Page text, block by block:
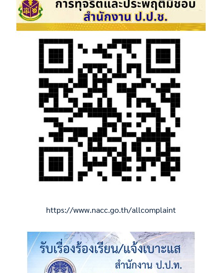
https://www.nacc.go.th/allcomplaint